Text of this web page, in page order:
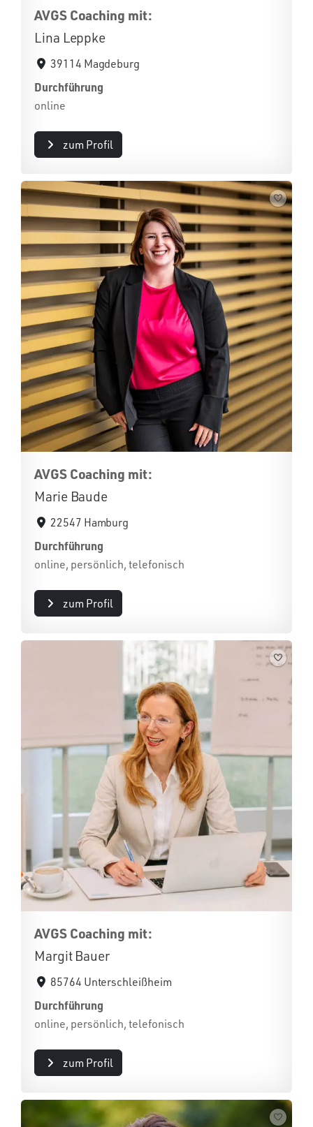
AVGS Coaching mit:
Lina Leppke
39114 Magdeburg
Durchführung
online
zum Profil
AVGS Coaching mit:
Marie Baude
22547 Hamburg
Durchführung
online, persönlich, telefonisch
zum Profil
AVGS Coaching mit:
Margit Bauer
85764 Unterschleißheim
Durchführung
online, persönlich, telefonisch
zum Profil